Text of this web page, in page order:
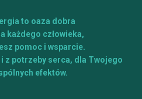
to oaza dobra
każdego człowieka,
pomoc i wsparcie.
i z potrzeby serca, dla Twojego
efektów.